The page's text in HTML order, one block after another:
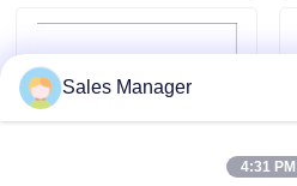
Connettore DIP USB
Connettore presa USB
Connettori USB di tipo C
Sales Manager
4:31 PM